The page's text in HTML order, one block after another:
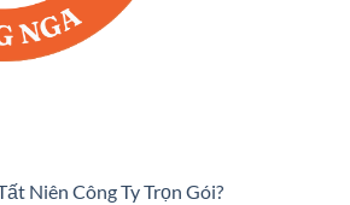
Niên Công Ty Trọn Gói?